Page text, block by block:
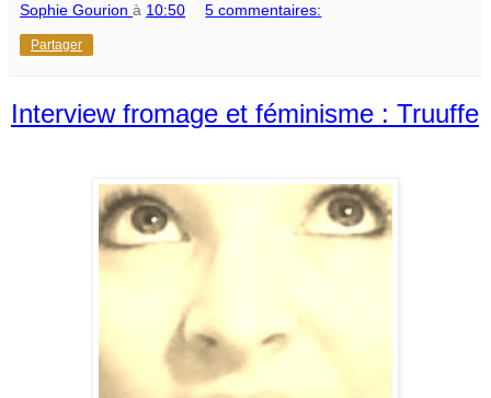
Sophie Gourion à 10:50 5 commentaires:
Partager
Interview fromage et féminisme : Truuffe